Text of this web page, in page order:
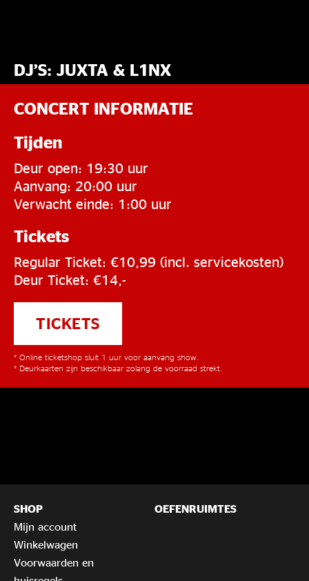
DJ’S: JUXTA & L1NX
CONCERT INFORMATIE
Tijden
Deur open: 19:30 uur
Aanvang: 20:00 uur
Verwacht einde: 1:00 uur
Tickets
Regular Ticket: €10,99 (incl. servicekosten)
Deur Ticket: €14,-
TICKETS
* Online ticketshop sluit 1 uur voor aanvang show.
* Deurkaarten zijn beschikbaar zolang de voorraad strekt.
SHOP
Mijn account
Winkelwagen
Voorwaarden en
OEFENRUIMTES